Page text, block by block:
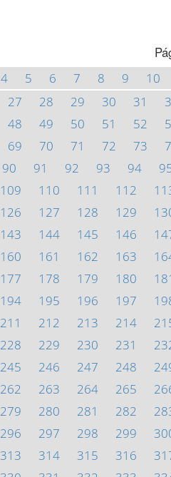
4 5 6 7 8 9 10
27 28 29 30 31
48 49 50 51 52
69 70 71 72 73
90 91 92 93 94
109 110 111 112
126 127 128 129
143 144 145 146
160 161 162 163
177 178 179 180
194 195 196 197
211 212 213 214
228 229 230 231
245 246 247 248
262 263 264 265
279 280 281 282
296 297 298 299
313 314 315 316